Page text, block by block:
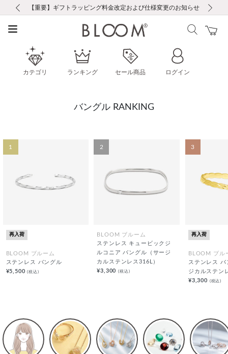
お修理・アフターサービスのご案内
【重要】令和８年熊本地震に伴う集配への影響について
【重要】ギフトラッピング料金改定および仕様変更のお知らせ
【重要】夏季休業の営業についてのご案内
税込5,500円以上で送料無料｜最短24時間以内に発送
新規会員登録で1000ポイントプレゼント！
新規LINE友だち登録で500円クーポンプレゼント
会員限定！レビュー投稿で100ポイントプレゼント
お修理・アフターサービスのご案内
【重要】令和８年熊本地震に伴う集配への影響について
カテゴリ ランキング セール商品 ログイン
バングル RANKING
1
再入荷
BLOOM ブルーム
ステンレス バングル
¥5,500(税込)
2
BLOOM ブルーム
ステンレス キュービックジ
ルコニア バングル（サージ
カルステンレス316L）
¥3,300(税込)
3
再入荷
BLOOM ブル
ステンレス バ
ジカルステン
¥3,300 (税込)